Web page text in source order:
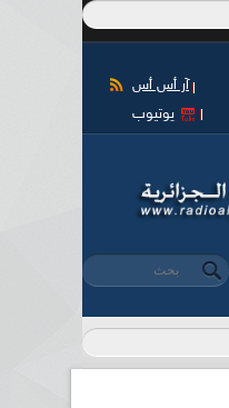
آر أس أس
يوتيوب
استمارة البحث
‏بحث ‏